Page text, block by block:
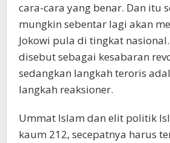
cara-cara yang benar. Dan itu
mungkin sebentar lagi akan
Jokowi pula di tingkat
disebut sebagai kesabaran
sedangkan langkah teroris
langkah reaksioner.
Ummat Islam dan elit politik
kaum 212, secepatnya harus